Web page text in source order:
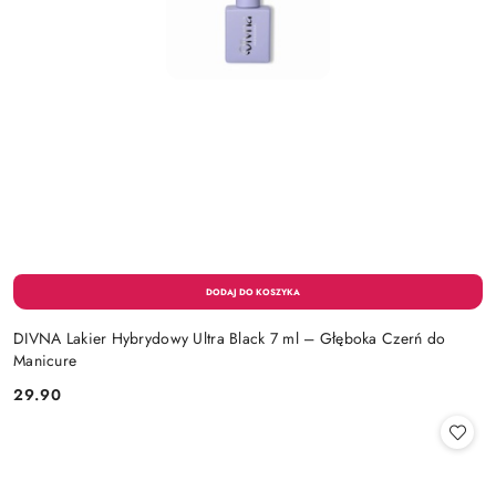
DIVNA Lakier Hybrydowy Ultra Black 7 ml – Głęboka Czerń do
Manicure
Cena:
29.90